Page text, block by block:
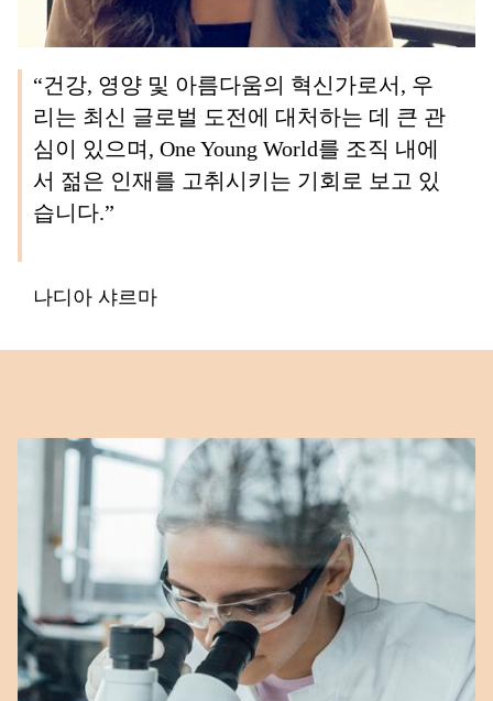
“건강, 영양 및 아름다움의 혁신가로서, 우
리는 최신 글로벌 도전에 대처하는 데 큰 관
심이 있으며, One Young World를 조직 내에
서 젊은 인재를 고취시키는 기회로 보고 있
습니다.”
나디아 샤르마